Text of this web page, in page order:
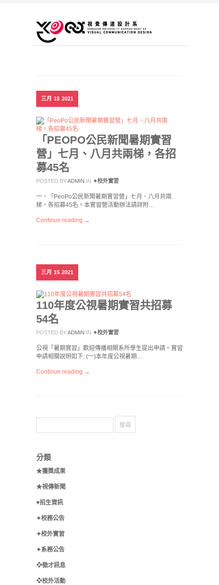
三月 15 2021
「PEOPO公民新聞暑期實習
營」七月、八月共兩梯，各招
募45名
POSTED BYADMIN IN ✦校外實習
一、「PeoPo公民新聞暑期實習營」七月、八月共兩
梯，各招募45名。本實習營活動辦法請詳附…
Continue reading →
三月 15 2021
110年度公視暑期實習共招募
54名
POSTED BYADMIN IN ✦校外實習
公視「暑期實習」歡迎傳播相關系所學生提出申請。實習
申請相關說明如下: (一)本年度公視暑期…
Continue reading →
分類
★獲獎成果
★視傳新聞
♥招生資訊
✦校務公告
✦校外實習
✦系務公告
❖徵才訊息
❖校外活動